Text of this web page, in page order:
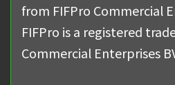
from FIFPro Commercial
FIFPro is a registered
Commercial Enterprises